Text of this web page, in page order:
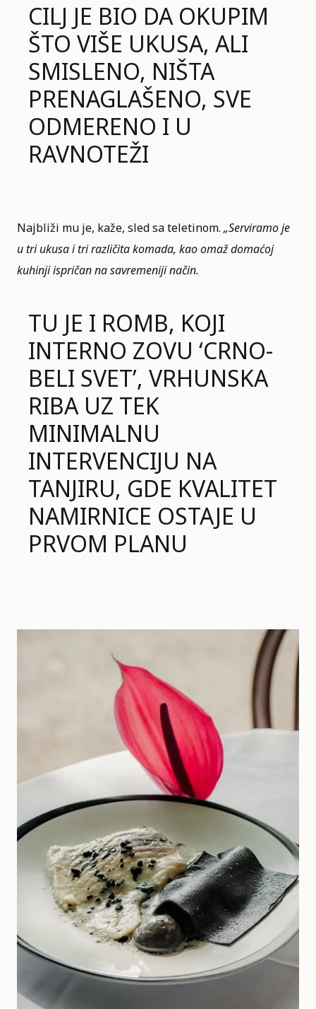
CILJ JE BIO DA OKUPIM
ŠTO VIŠE UKUSA, ALI
SMISLENO, NIŠTA
PRENAGLAŠENO, SVE
ODMERENO I U
RAVNOTEŽI
Najbliži mu je, kaže, sled sa teletinom. „Serviramo je
u tri ukusa i tri različita komada, kao omaž domaćoj
kuhinji ispričan na savremeniji način.
TU JE I ROMB, KOJI
INTERNO ZOVU ‘CRNO-
BELI SVET’, VRHUNSKA
RIBA UZ TEK
MINIMALNU
INTERVENCIJU NA
TANJIRU, GDE KVALITET
NAMIRNICE OSTAJE U
PRVOM PLANU